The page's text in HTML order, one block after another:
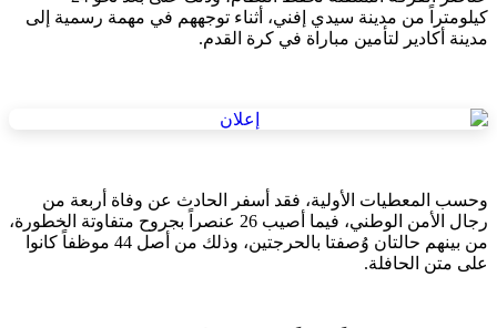
كيلومتراً من مدينة سيدي إفني، أثناء توجههم في مهمة رسمية إلى
مدينة أكادير لتأمين مباراة في كرة القدم.
وحسب المعطيات الأولية، فقد أسفر الحادث عن وفاة أربعة من
رجال الأمن الوطني، فيما أصيب 26 عنصراً بجروح متفاوتة الخطورة،
من بينهم حالتان وُصفتا بالحرجتين، وذلك من أصل 44 موظفاً كانوا
على متن الحافلة.